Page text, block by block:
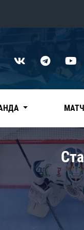
Нефтехимик
Дивизион Чернышева
Авангард
Адмирал
КХЛ